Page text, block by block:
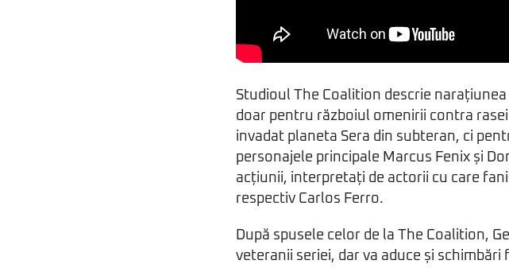
Studioul The Coalition descrie
doar pentru războiul omenirii contra
invadat planeta Sera din subteran, ci
personajele principale Marcus Fenix și
acțiunii, interpretați de actorii cu care
respectiv Carlos Ferro.
După spusele celor de la The Coalition,
veteranii seriei, dar va aduce și